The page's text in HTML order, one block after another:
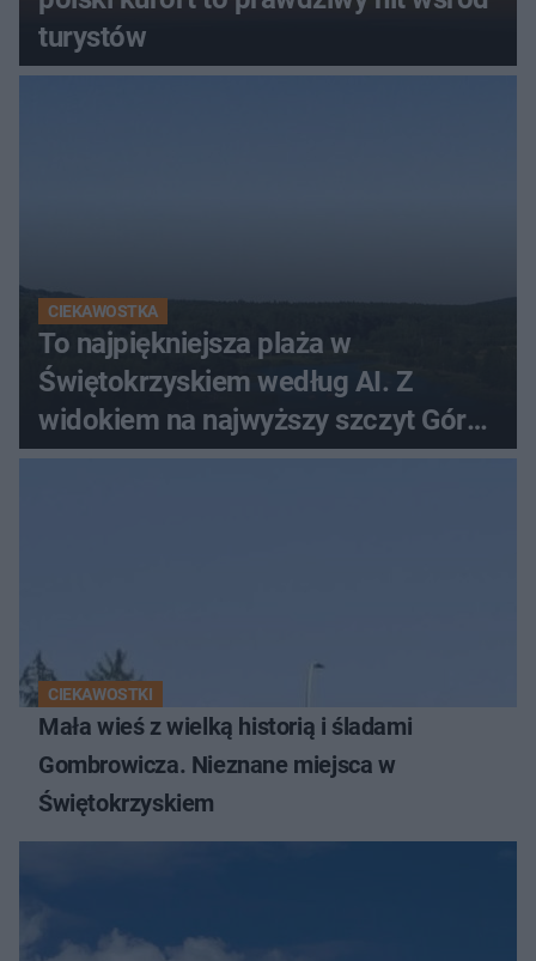
turystów
CIEKAWOSTKA
To najpiękniejsza plaża w
Świętokrzyskiem według AI. Z
widokiem na najwyższy szczyt Gór
Świętokrzyskich
CIEKAWOSTKI
Mała wieś z wielką historią i śladami
Gombrowicza. Nieznane miejsca w
Świętokrzyskiem